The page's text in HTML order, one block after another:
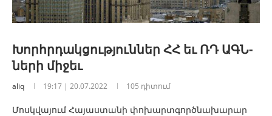
Խորհրդակցություններ ՀՀ եւ ՌԴ ԱԳՆ-
ների միջեւ
aliq 19:17 | 20.07.2022 105 դիտում
Մոսկվայում Հայաստանի փոխարտգործնախարար